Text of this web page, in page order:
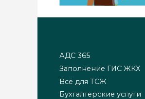
АДС 365
Заполнение ГИС ЖКХ
Всё для ТСЖ
Бухгалтерские услуги